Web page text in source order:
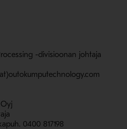
-divisioonan johtaja
0400 817198